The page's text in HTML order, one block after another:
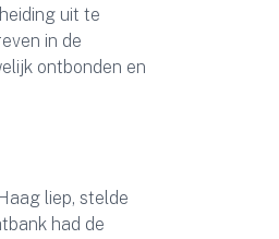
uit te
in de
ontbonden en
liep, stelde
had de